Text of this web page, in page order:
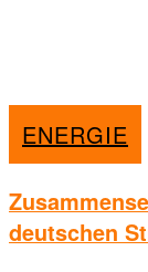
ENERGIE
deutschen